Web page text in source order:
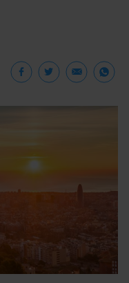
Facebook
Twitter